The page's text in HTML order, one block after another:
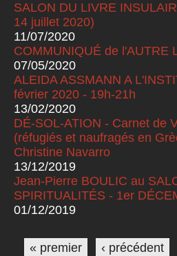
SALON DU LIVRE
14 juillet 2020)
11/07/2020
COMMUNIQUÉ de l'AUTRE
07/05/2020
ALEIDA ASSMANN A
février 2020 - 19h-21h
13/02/2020
DÉ-SOL-ATION - Carnet de
(réfugiés et naufragés en
Christine Navarro
13/12/2019
Jean-Pierre BOULIC au
SPIRITUALITÉS - 1er
01/12/2019
Pages
« premier ‹ précédent